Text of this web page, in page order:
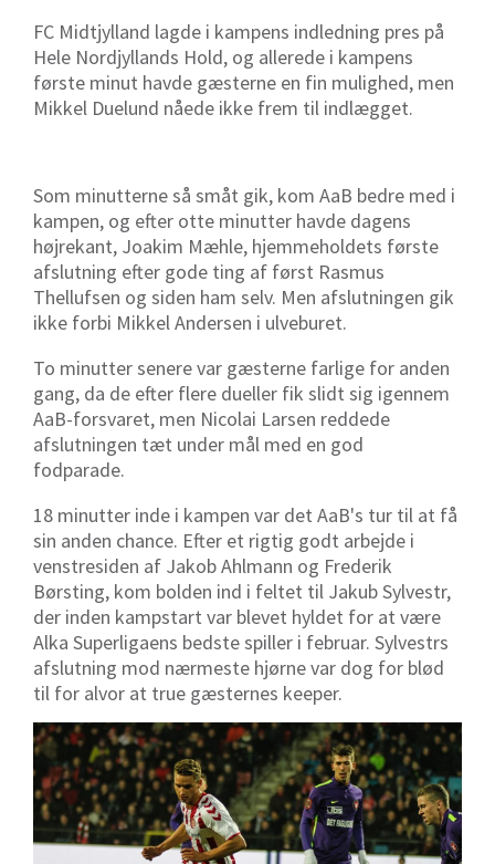
FC Midtjylland lagde i kampens indledning pres på
Hele Nordjyllands Hold, og allerede i kampens
første minut havde gæsterne en fin mulighed, men
Mikkel Duelund nåede ikke frem til indlægget.
Som minutterne så småt gik, kom AaB bedre med i
kampen, og efter otte minutter havde dagens
højrekant, Joakim Mæhle, hjemmeholdets første
afslutning efter gode ting af først Rasmus
Thellufsen og siden ham selv. Men afslutningen gik
ikke forbi Mikkel Andersen i ulveburet.
To minutter senere var gæsterne farlige for anden
gang, da de efter flere dueller fik slidt sig igennem
AaB-forsvaret, men Nicolai Larsen reddede
afslutningen tæt under mål med en god
fodparade.
18 minutter inde i kampen var det AaB's tur til at få
sin anden chance. Efter et rigtig godt arbejde i
venstresiden af Jakob Ahlmann og Frederik
Børsting, kom bolden ind i feltet til Jakub Sylvestr,
der inden kampstart var blevet hyldet for at være
Alka Superligaens bedste spiller i februar. Sylvestrs
afslutning mod nærmeste hjørne var dog for blød
til for alvor at true gæsternes keeper.